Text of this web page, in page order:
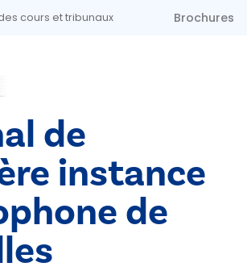
cours et tribunaux Brochures
de
instance
de